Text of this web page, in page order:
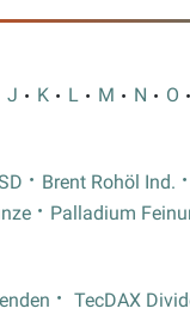
J K L M N O
Brent Rohöl Ind.
Palladium
TecDAX